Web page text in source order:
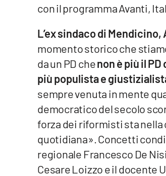
Vai
con il programma Avanti,
L’ex sindaco di
momento storico che
da un PD chenon è più il
più populista e
sempre venuta in mente
democratico del secolo
forza dei riformisti sta nella
quotidiana». Concetti
regionale Francesco De
Cesare Loizzo e il docente